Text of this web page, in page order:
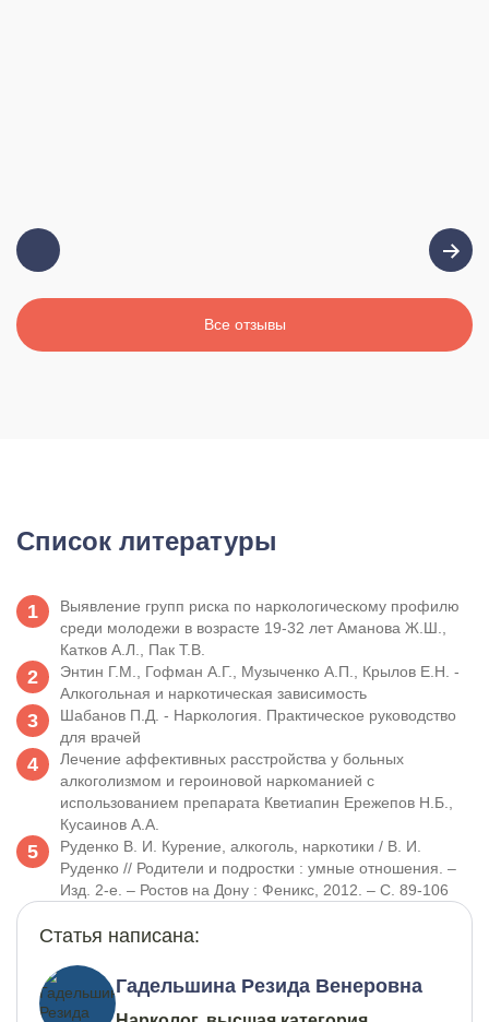
Все отзывы
Список литературы
Выявление групп риска по наркологическому профилю
среди молодежи в возрасте 19-32 лет Аманова Ж.Ш.,
Катков А.Л., Пак Т.В.
Энтин Г.М., Гофман А.Г., Музыченко А.П., Крылов Е.Н. -
Алкогольная и наркотическая зависимость
Шабанов П.Д. - Наркология. Практическое руководство
для врачей
Лечение аффективных расстройства у больных
алкоголизмом и героиновой наркоманией с
использованием препарата Кветиапин Ережепов Н.Б.,
Кусаинов А.А.
Руденко В. И. Курение, алкоголь, наркотики / В. И.
Руденко // Родители и подростки : умные отношения. –
Изд. 2-е. – Ростов на Дону : Феникс, 2012. – С. 89-106
Статья написана:
Гадельшина Резида Венеровна